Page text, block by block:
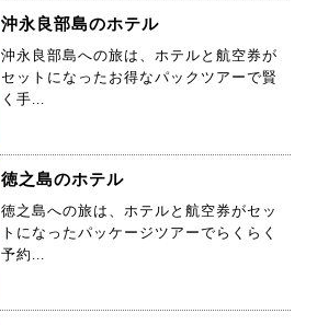
沖永良部島のホテル
沖永良部島への旅は、ホテルと航空券が
セットになったお得なパックツアーで賢
く手...
徳之島のホテル
徳之島への旅は、ホテルと航空券がセッ
トになったパッケージツアーでらくらく
予約...